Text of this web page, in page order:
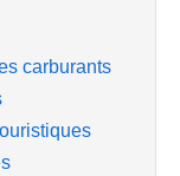
carburants